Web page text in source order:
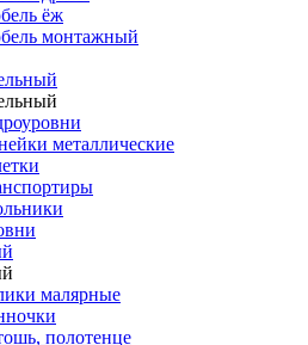
ёж
монтажный
металлические
малярные
полотенце